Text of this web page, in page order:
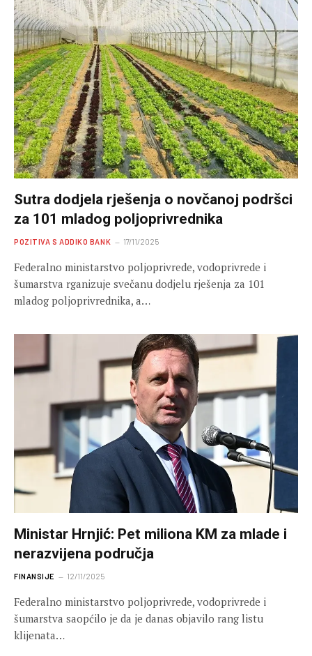
Sutra dodjela rješenja o novčanoj podršci
za 101 mladog poljoprivrednika
POZITIVA S ADDIKO BANK 17/11/2025
Federalno ministarstvo poljoprivrede, vodoprivrede i
šumarstva rganizuje svečanu dodjelu rješenja za 101
mladog poljoprivrednika, a…
Ministar Hrnjić: Pet miliona KM za mlade i
nerazvijena područja
FINANSIJE 12/11/2025
Federalno ministarstvo poljoprivrede, vodoprivrede i
šumarstva saopćilo je da je danas objavilo rang listu
klijenata…